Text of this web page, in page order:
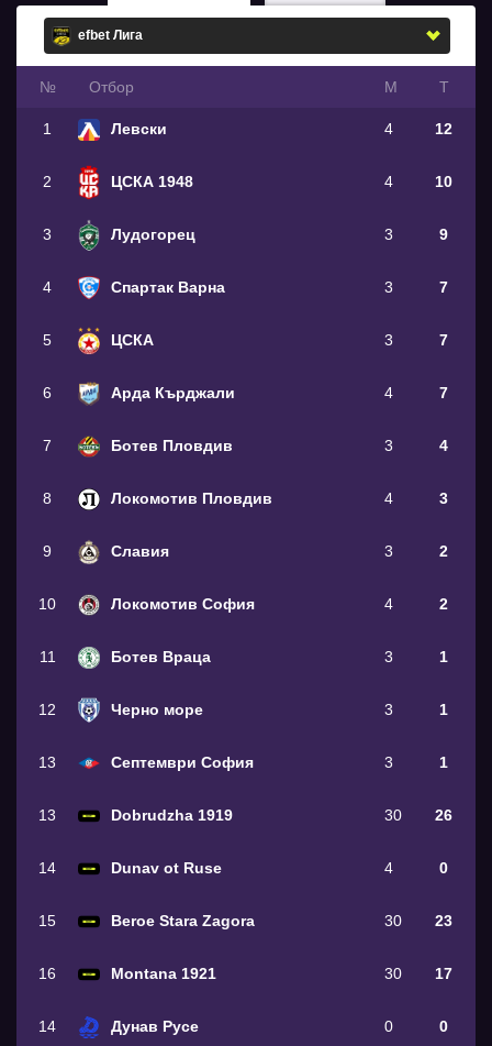
№ Oтбор М Т
1 Левски 4 12
2 ЦСКА 1948 4 10
3 Лудогорец 3 9
4 Спартак Варна 3 7
5 ЦСКА 3 7
6 Арда Кърджали 4 7
7 Ботев Пловдив 3 4
8 Локомотив Пловдив 4 3
9 Славия 3 2
10 Локомотив София 4 2
11 Ботев Враца 3 1
12 Черно море 3 1
13 Септември София 3 1
13 Dobrudzha 1919 30 26
14 Dunav ot Ruse 4 0
15 Beroe Stara Zagora 30 23
16 Montana 1921 30 17
14 Дунав Русе 0 0